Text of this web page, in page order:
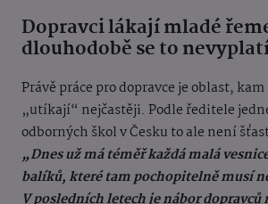
Dopravci lákají mladé
dlouhodobě se to
Právě práce pro dopravce je oblast,
„utíkají“ nejčastěji. Podle ředitele
odborných škol v Česku to ale není
„Dnes už má téměř každá malá
balíků, které tam pochopitelně musí